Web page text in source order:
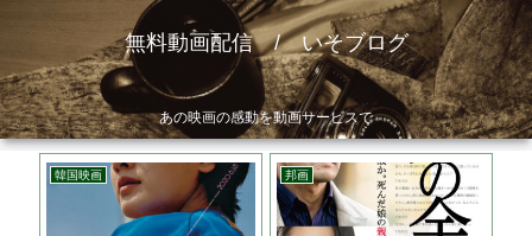
無料動画配信 / いそブログ
あの映画の感動を動画サービスで
韓国映画 邦画